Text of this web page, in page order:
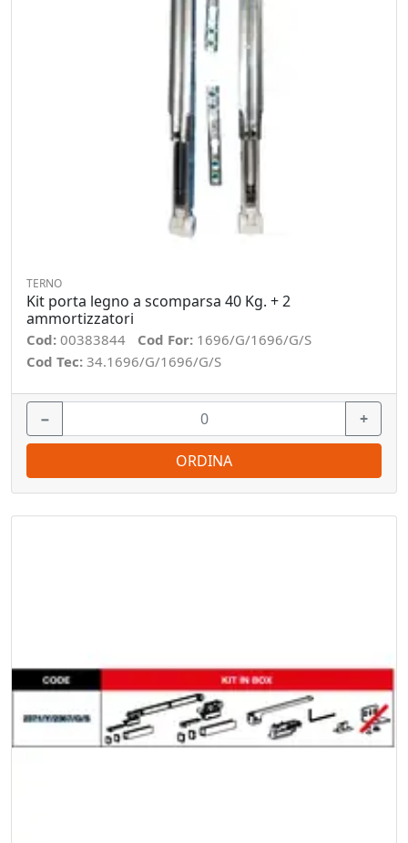
TERNO
Kit porta legno a scomparsa 40 Kg. + 2
ammortizzatori
Cod: 00383844 Cod For: 1696/G/1696/G/S
Cod Tec: 34.1696/G/1696/G/S
− +
ORDINA